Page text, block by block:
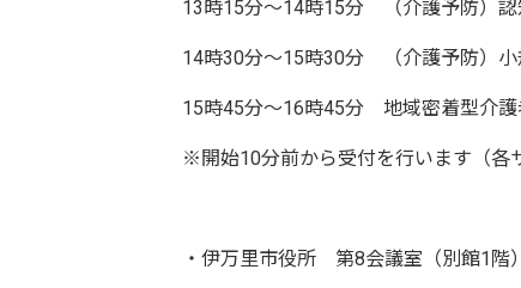
13時15分～14時15分 （介護予防）認
14時30分～15時30分 （介護予防）小
15時45分～16時45分 地域密着型介
※開始10分前から受付を行います（各
・伊万里市役所 第8会議室（別館1階）